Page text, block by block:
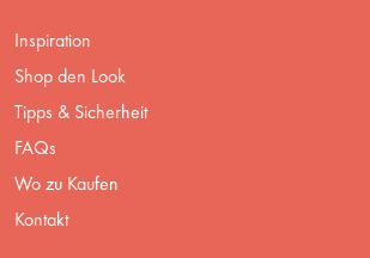
Inspiration
Shop den Look
Tipps & Sicherheit
FAQs
Wo zu Kaufen
Kontakt